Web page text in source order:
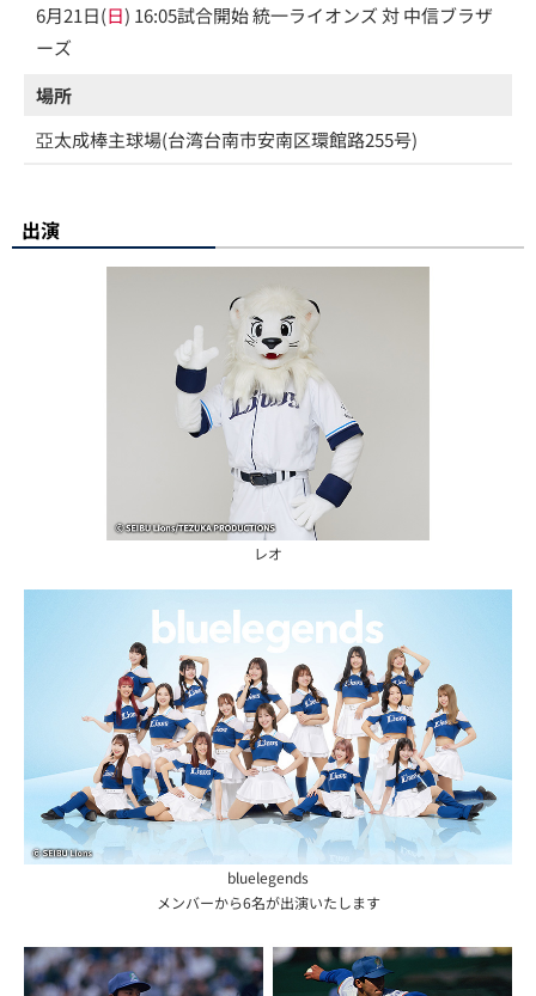
6月21日(日) 16:05試合開始 統一ライオンズ 対 中信ブラザ
ーズ
場所
亞太成棒主球場(台湾台南市安南区環館路255号)
出演
レオ
bluelegends
メンバーから6名が出演いたします